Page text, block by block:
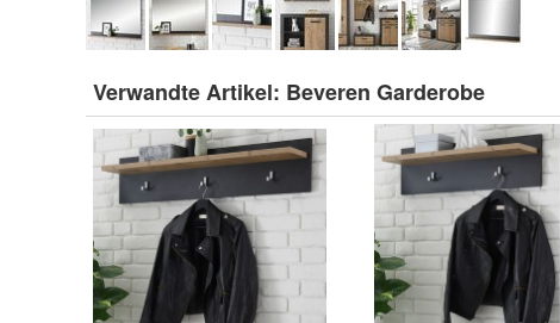
Verwandte Artikel: Beveren Garderobe